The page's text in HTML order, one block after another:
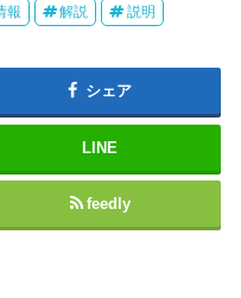
報 解説 説明
シェア
LINE
feedly